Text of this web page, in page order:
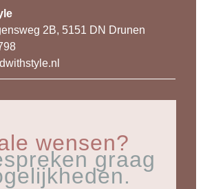
2B, 5151 DN Drunen
wensen?
graag